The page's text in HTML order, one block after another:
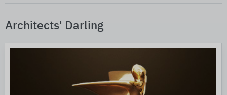
Architects' Darling